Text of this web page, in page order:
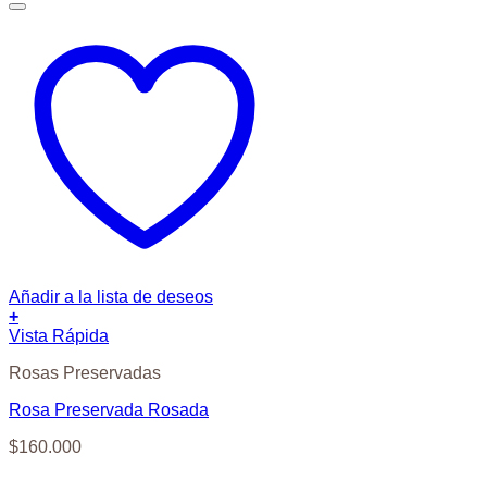
Añadir a la lista de deseos
+
Vista Rápida
Rosas Preservadas
Rosa Preservada Rosada
$160.000